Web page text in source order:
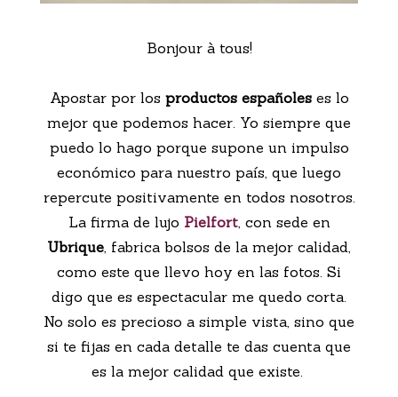
Bonjour à tous!
Apostar por los productos españoles es lo
mejor que podemos hacer. Yo siempre que
puedo lo hago porque supone un impulso
económico para nuestro país, que luego
repercute positivamente en todos nosotros.
La firma de lujo Pielfort, con sede en
Ubrique , fabrica bolsos de la mejor calidad,
como este que llevo hoy en las fotos. Si
digo que es espectacular me quedo corta.
No solo es precioso a simple vista, sino que
si te fijas en cada detalle te das cuenta que
es la mejor calidad que existe.